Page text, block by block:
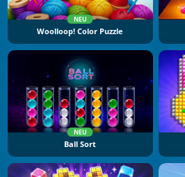
NEU
Woolloop! Color Puzzle
NEU
Ball Sort